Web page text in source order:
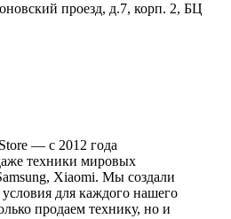
проезд, д.7, корп. 2, БЦ
— с 2012 года
техники мировых
Xiaomi. Мы создали
для каждого нашего
продаем технику, но и